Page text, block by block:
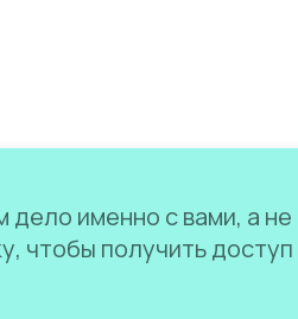
именно с вами, а
чтобы получить доступ